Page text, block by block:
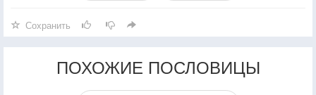
Сохранить
ПОХОЖИЕ ПОСЛОВИЦЫ